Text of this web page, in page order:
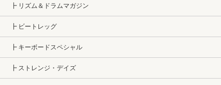
┣ リズム＆ドラムマガジン
┣ ビートレッグ
┣ キーボードスペシャル
┣ ストレンジ・デイズ